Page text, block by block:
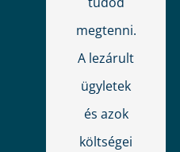
megtenni.
A lezárult
ügyletek
és azok
költségei